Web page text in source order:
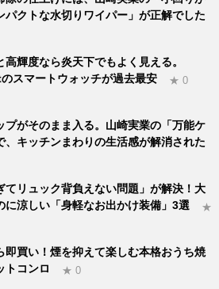
パクトな水切りワイパー」が正解でした
高輝度なら炎天下でもよく見える。
スマートウォッチが過去最安
★ 0
プがそのまま入る。山崎実業の「万能ケ
、キッチンまわりの生活感が解消された
てリュック背負えない問題」が解決！大
に涼しい「身軽なお出かけ装備」3選
★
即買い！煙を抑えて楽しむ本格おうち焼
トコンロ
★ 0